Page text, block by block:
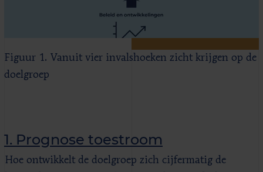
Figuur 1. Vanuit vier invalshoeken zicht krijgen op de
doelgroep
1. Prognose toestroom
Hoe ontwikkelt de doelgroep zich cijfermatig de